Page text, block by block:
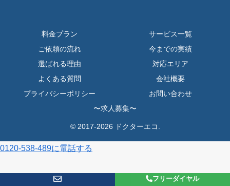
フリーダイヤル
料金プラン
サービス一覧
ご依頼の流れ
今までの実績
選ばれる理由
対応エリア
よくある質問
会社概要
プライバシーポリシー
お問い合わせ
〜求人募集〜
© 2017-2026 ドクターエコ.
0120-538-489に電話する